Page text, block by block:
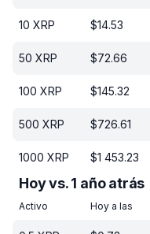
10 XRP $14.53
50 XRP $72.66
100 XRP $145.32
500 XRP $726.61
1000 XRP $1 453.23
Hoy vs. 1 año atrás
Activo Hoy a las